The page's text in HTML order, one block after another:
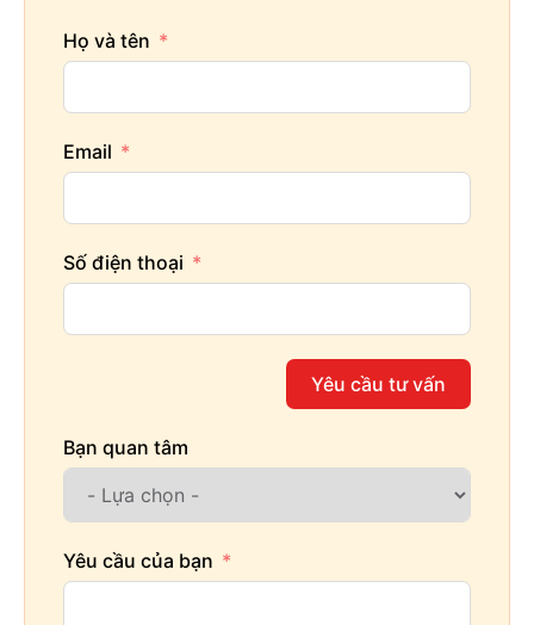
Họ và tên
Email
Số điện thoại
Yêu cầu tư vấn
Bạn quan tâm
Yêu cầu của bạn